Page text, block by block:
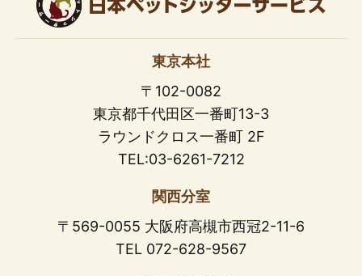
東京本社
〒102-0082
東京都千代田区一番町13-3
ラウンドクロス一番町 2F
TEL:03-6261-7212
関西分室
〒569-0055 大阪府高槻市西冠2-11-6
TEL 072-628-9567